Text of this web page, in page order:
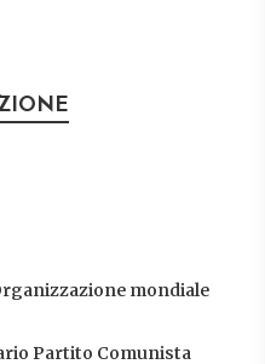
mondiale
Partito Comunista